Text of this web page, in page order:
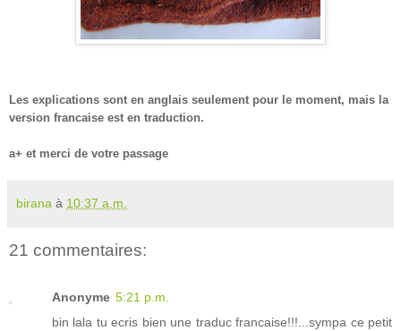
Les explications sont en anglais seulement pour le moment, mais la
version francaise est en traduction.
a+ et merci de votre passage
birana à 10:37 a.m.
21 commentaires:
Anonyme 5:21 p.m.
bin lala tu ecris bien une traduc francaise!!!...sympa ce petit